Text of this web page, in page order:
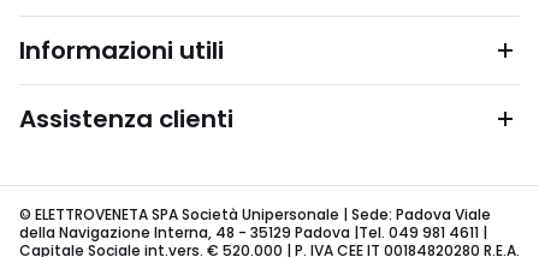
Informazioni utili
Assistenza clienti
© ELETTROVENETA SPA Società Unipersonale | Sede: Padova Viale
della Navigazione Interna, 48 - 35129 Padova |Tel. 049 981 4611 |
Capitale Sociale int.vers. € 520.000 | P. IVA CEE IT 00184820280 R.E.A.